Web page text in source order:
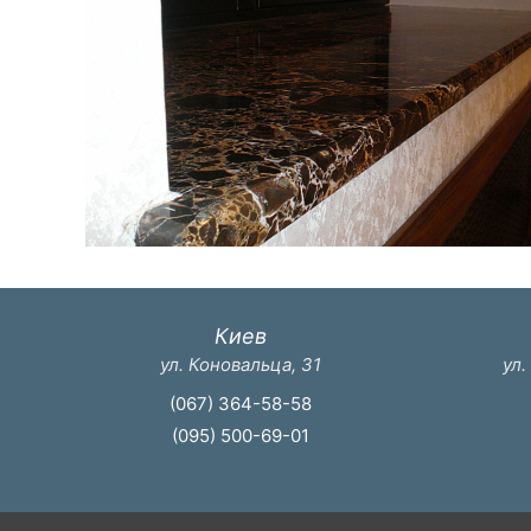
Киев
ул. Коновальца, 31
(067) 364-58-58
(095) 500-69-01